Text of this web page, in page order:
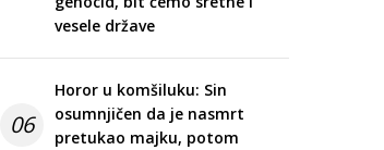
vesele države
06
Horor u komšiluku: Sin
osumnjičen da je nasmrt
pretukao majku, potom